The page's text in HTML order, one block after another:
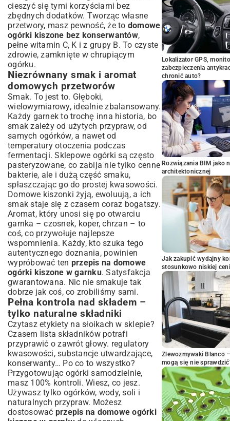
cieszyć się tymi korzyściami bez
zbędnych dodatków. Tworząc własne
przetwory, masz pewność, że to domowe
ogórki kiszone bez konserwantów,
pełne witamin C, K i z grupy B. To czyste
zdrowie, zamknięte w chrupiącym
ogórku.
Niezrównany smak i aromat
domowych przetworów
Smak. To jest to. Głęboki,
wielowymiarowy, idealnie zbalansowany.
Każdy garnek to trochę inna historia, bo
smak zależy od użytych przypraw, od
samych ogórków, a nawet od
temperatury otoczenia podczas
fermentacji. Sklepowe ogórki są często
pasteryzowane, co zabija nie tylko cenne
bakterie, ale i dużą część smaku,
spłaszczając go do prostej kwasowości.
Domowe kiszonki żyją, ewoluują, a ich
smak staje się z czasem coraz bogatszy.
Aromat, który unosi się po otwarciu
garnka – czosnek, koper, chrzan – to
coś, co przywołuje najlepsze
wspomnienia. Każdy, kto szuka tego
autentycznego doznania, powinien
wypróbować ten przepis na domowe
ogórki kiszone w garnku. Satysfakcja
gwarantowana. Nic nie smakuje tak
dobrze jak coś, co zrobiliśmy sami.
Pełna kontrola nad składem –
tylko naturalne składniki
Czytasz etykiety na słoikach w sklepie?
Czasem lista składników potrafi
przyprawić o zawrót głowy. regulatory
kwasowości, substancje utwardzające,
konserwanty… Po co to wszystko?
Przygotowując ogórki samodzielnie,
masz 100% kontroli. Wiesz, co jesz.
Używasz tylko ogórków, wody, soli i
naturalnych przypraw. Możesz
dostosować przepis na domowe ogórki
Lokalizator GPS,
zabezpieczenia
chronić auto?
Rozwiązania BIM jako
architektonicznej
Jak zakupić wydajny
stosunkowo niskiej
Zlewozmywaki Blanco
mogą się nie